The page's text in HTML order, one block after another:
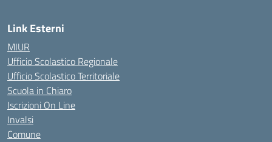
Link Esterni
MIUR
Ufficio Scolastico Regionale
Ufficio Scolastico Territoriale
Scuola in Chiaro
Iscrizioni On Line
Invalsi
Comune